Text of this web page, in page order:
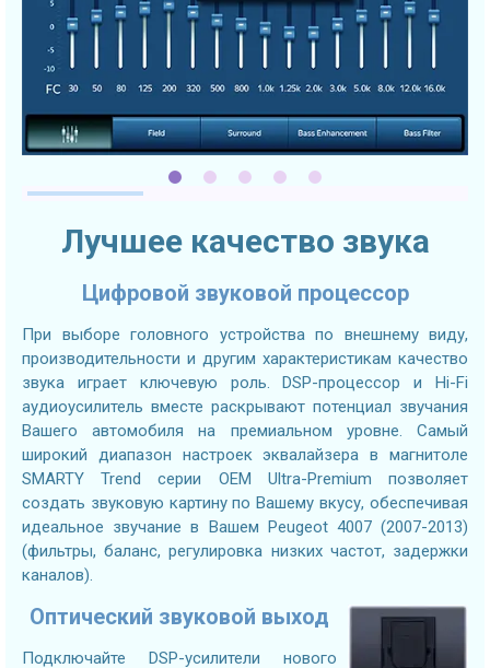
Лучшее качество звука
Цифровой звуковой процессор
При выборе головного устройства по внешнему виду,
производительности и другим характеристикам качество
звука играет ключевую роль. DSP-процессор и Hi-Fi
аудиоусилитель вместе раскрывают потенциал звучания
Вашего автомобиля на премиальном уровне. Самый
широкий диапазон настроек эквалайзера в магнитоле
SMARTY Trend серии OEM Ultra-Premium позволяет
создать звуковую картину по Вашему вкусу, обеспечивая
идеальное звучание в Вашем Peugeot 4007 (2007-2013)
(фильтры, баланс, регулировка низких частот, задержки
каналов).
Оптический звуковой выход
Подключайте DSP-усилители нового